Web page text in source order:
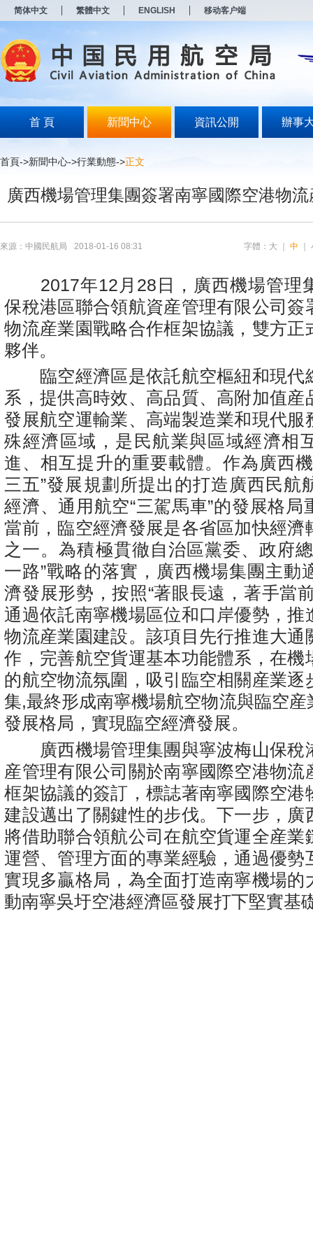
简体中文 繁體中文 ENGLISH 移动客户端
首 頁 新聞中心 資訊公開 辦事
首頁->新聞中心->行業動態->正文
廣西機場管理集團簽署南寧國際空港物
來源：中國民航局 2018-01-16 08:31 字體： 大 中
2017年12月28日，廣西機場管理
保稅港區聯合領航資産管理有限公司簽
物流産業園戰略合作框架協議，雙方正
夥伴。
臨空經濟區是依託航空樞紐和現代
系，提供高時效、高品質、高附加值産
發展航空運輸業、高端製造業和現代服
殊經濟區域，是民航業與區域經濟相
進、相互提升的重要載體。作為廣西
三五”發展規劃所提出的打造廣西民航
經濟、通用航空“三駕馬車”的發展格局
當前，臨空經濟發展是各省區加快經濟
之一。為積極貫徹自治區黨委、政府
一路”戰略的落實，廣西機場集團主動
濟發展形勢，按照“著眼長遠，著手當
通過依託南寧機場區位和口岸優勢，推
物流産業園建設。該項目先行推進大通
作，完善航空貨運基本功能體系，在機
的航空物流氛圍，吸引臨空相關産業逐
集,最終形成南寧機場航空物流與臨空産
發展格局，實現臨空經濟發展。
廣西機場管理集團與寧波梅山保稅
産管理有限公司關於南寧國際空港物流
框架協議的簽訂，標誌著南寧國際空港
建設邁出了關鍵性的步伐。下一步，廣
將借助聯合領航公司在航空貨運全産業
運營、管理方面的專業經驗，通過優勢
實現多贏格局，為全面打造南寧機場的
動南寧吳圩空港經濟區發展打下堅實基
打
开
无
障
说
按
Alt
浪
开